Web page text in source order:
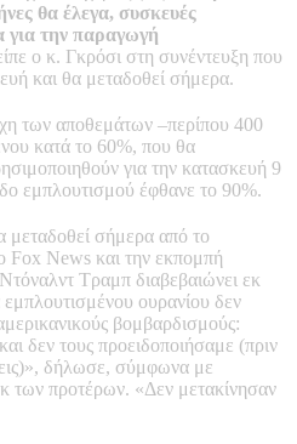
θα έλεγα, συσκευές
για την παραγωγή
ο κ. Γκρόσι στη συνέντευξη που
και θα μεταδοθεί σήμερα.
των αποθεμάτων –περίπου 400
κατά το 60%, που θα
για την κατασκευή 9
εμπλουτισμού έφθανε το 90%.
μεταδοθεί σήμερα από το
Fox News και την εκπομπή
Τραμπ διαβεβαιώνει εκ
εμπλουτισμένου ουρανίου δεν
βομβαρδισμούς:
δεν τους προειδοποιήσαμε (πριν
δήλωσε, σύμφωνα με
των προτέρων. «Δεν μετακίνησαν